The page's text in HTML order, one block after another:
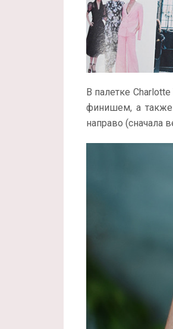
В палетке
финишем, а также
направо (сначала